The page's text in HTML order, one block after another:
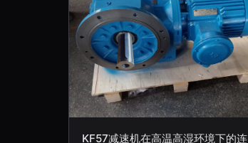
KF57减速机在高温高湿环境下的连